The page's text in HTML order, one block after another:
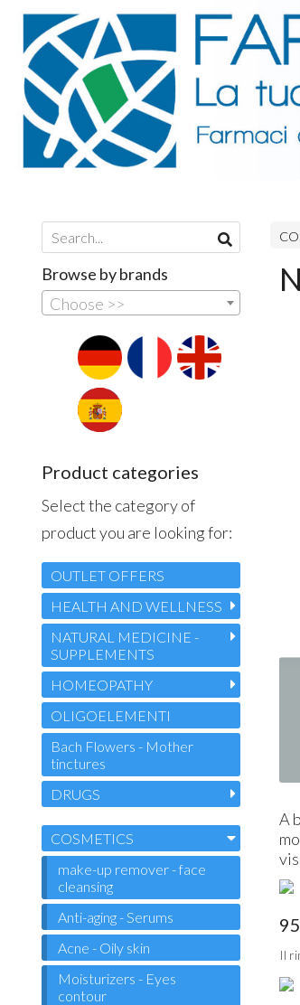
A
Il
Browse by brands
Choose >>
Product categories
Select the category of
product you are looking for:
OUTLET OFFERS
HEALTH AND WELLNESS
NATURAL MEDICINE -
SUPPLEMENTS
HOMEOPATHY
OLIGOELEMENTI
Bach Flowers - Mother
tinctures
DRUGS
COSMETICS
make-up remover - face
cleansing
Anti-aging - Serums
Acne - Oily skin
Moisturizers - Eyes
contour